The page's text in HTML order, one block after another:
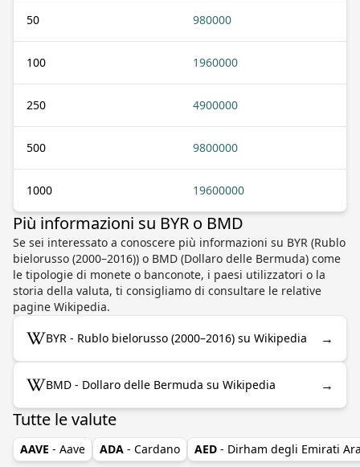
50 980000
100 1960000
250 4900000
500 9800000
1000 19600000
Più informazioni su BYR o BMD
Se sei interessato a conoscere più informazioni su BYR (Rublo
bielorusso (2000–2016)) o BMD (Dollaro delle Bermuda) come
le tipologie di monete o banconote, i paesi utilizzatori o la
storia della valuta, ti consigliamo di consultare le relative
pagine Wikipedia.
BYR - Rublo bielorusso (2000–2016) su Wikipedia →
BMD - Dollaro delle Bermuda su Wikipedia →
Tutte le valute
AAVE - Aave ADA - Cardano AED - Dirham degli Emirati